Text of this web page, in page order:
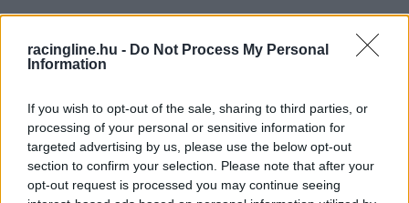
racingline.hu - Do Not Process My Personal
Information
If you wish to opt-out of the sale, sharing to third parties, or
processing of your personal or sensitive information for
targeted advertising by us, please use the below opt-out
section to confirm your selection. Please note that after your
opt-out request is processed you may continue seeing
Ezen a hétvégén pedig a GB3 és az F4 mezőnye
is összefogott és együttesen biztosította
teljes mezőny összegyűlt egy közös fotóra a 18
esztendős pilóta csapatának, az Elite
Motorsportnak a sátra előtt, míg az F4-ben